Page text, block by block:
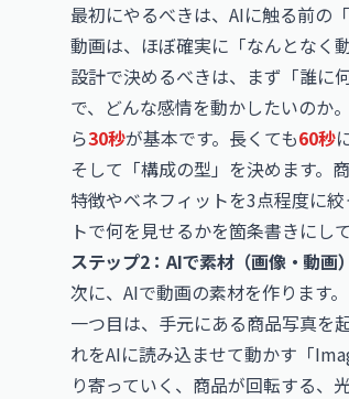
最初にやるべきは、AIに触る前の
動画は、ほぼ確実に「なんとなく
設計で決めるべきは、まず「誰に
で、どんな感情を動かしたいのか
ら30秒が基本です。長くても60秒
そして「構成の型」を決めます。
特徴やベネフィットを3点程度に
トで何を見せるかを箇条書きにし
ステップ2：AIで素材（画像・動画
次に、AIで動画の素材を作ります
一つ目は、手元にある商品写真を
れをAIに読み込ませて動かす「
り寄っていく、商品が回転する、